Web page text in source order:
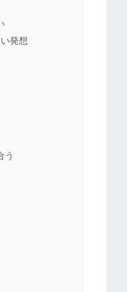
発想
う